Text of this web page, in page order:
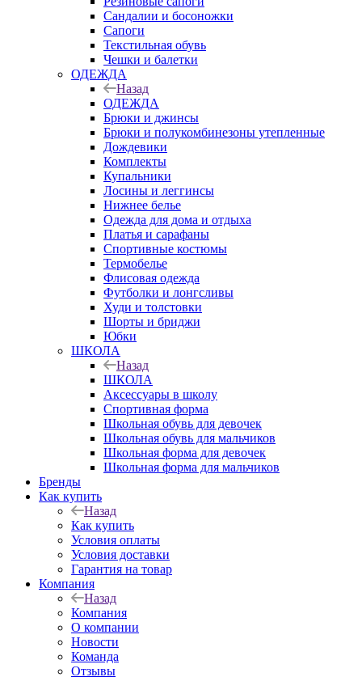
Сандалии и босоножки
Сапоги
Текстильная обувь
Чешки и балетки
ОДЕЖДА
Назад
ОДЕЖДА
Брюки и джинсы
Брюки и полукомбинезоны утепленные
Дождевики
Комплекты
Купальники
Лосины и леггинсы
Нижнее белье
Одежда для дома и отдыха
Платья и сарафаны
Спортивные костюмы
Термобелье
Флисовая одежда
Футболки и лонгсливы
Худи и толстовки
Шорты и бриджи
Юбки
ШКОЛА
Назад
ШКОЛА
Аксессуары в школу
Спортивная форма
Школьная обувь для девочек
Школьная обувь для мальчиков
Школьная форма для девочек
Школьная форма для мальчиков
Бренды
Как купить
Назад
Как купить
Условия оплаты
Условия доставки
Гарантия на товар
Компания
Назад
Компания
О компании
Новости
Команда
Отзывы